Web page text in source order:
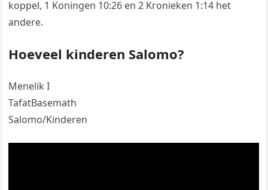
koppel, 1 Koningen 10:26 en 2 Kronieken 1:14 het
andere.
Hoeveel kinderen Salomo?
Menelik I
TafatBasemath
Salomo/Kinderen